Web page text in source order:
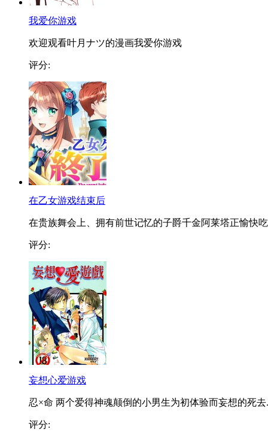
我爱你游戏
欢迎观看叶月ナツ的漫画我爱你游戏
评分:
在乙女游戏结束后
在贵族舞会上、拥有前世记忆的子爵千金阿莱塔正愉快
评分:
妄想心爱游戏
忍×命 两个爱得神魂颠倒的小男生为初体验而妄想的死去
评分: